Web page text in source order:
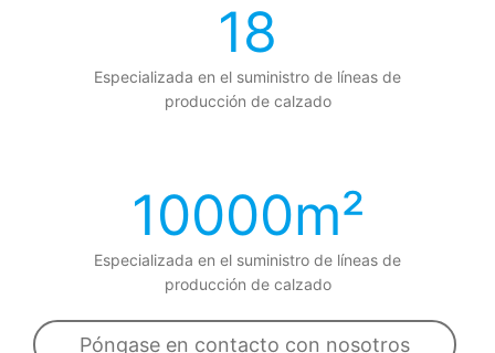
18
Especializada en el suministro de líneas de
producción de calzado
10000m²
Especializada en el suministro de líneas de
producción de calzado
Póngase en contacto con nosotros